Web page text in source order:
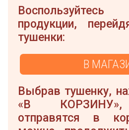
продукции,
тушенки:
В
Выбрав тушенку,
«В КОРЗИНУ»,
отправятся в